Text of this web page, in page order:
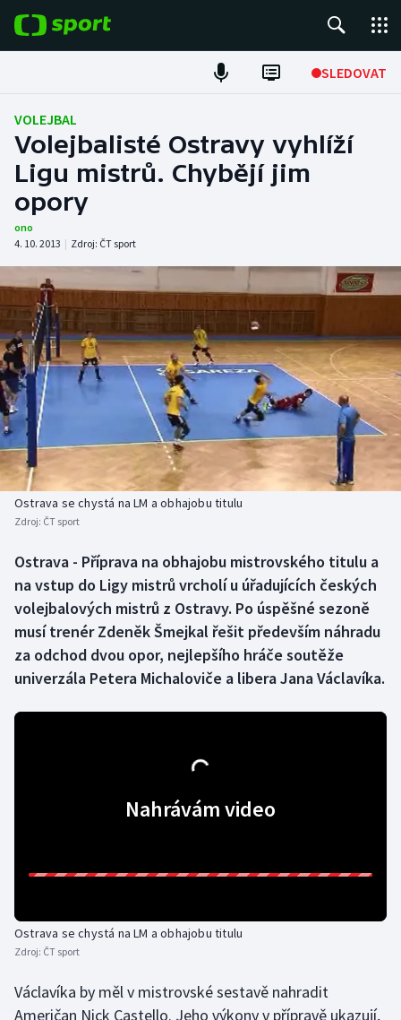
SLEDOVAT
Fotbal
Hokej
Tenis
Atletika
Cyklistika
DALŠÍ SPORTY
Americký fotbal
Baseball a softbal
Basketbal
Biatlon
Box
Curling
Dostihy
Florbal
Jezdectví
Krasobruslení
NEPŘEHLÉDNĚTE
Soutěže
Historické návraty
Aplikace ČT sport
VOLEJBAL
Volejbalisté Ostravy vyhlíží
Ligu mistrů. Chybějí jim
opory
ono
4. 10. 2013 | Zdroj: ČT sport
Ostrava se chystá na LM a obhajobu titulu
Zdroj: ČT sport
Ostrava - Příprava na obhajobu mistrovského titulu a
na vstup do Ligy mistrů vrcholí u úřadujících českých
volejbalových mistrů z Ostravy. Po úspěšné sezoně
musí trenér Zdeněk Šmejkal řešit především náhradu
za odchod dvou opor, nejlepšího hráče soutěže
univerzála Petera Michaloviče a libera Jana Václavíka.
Nahrávám video
Ostrava se chystá na LM a obhajobu titulu
Zdroj: ČT sport
Václavíka by měl v mistrovské sestavě nahradit
Američan Nick Castello. Jeho výkony v přípravě ukazují,